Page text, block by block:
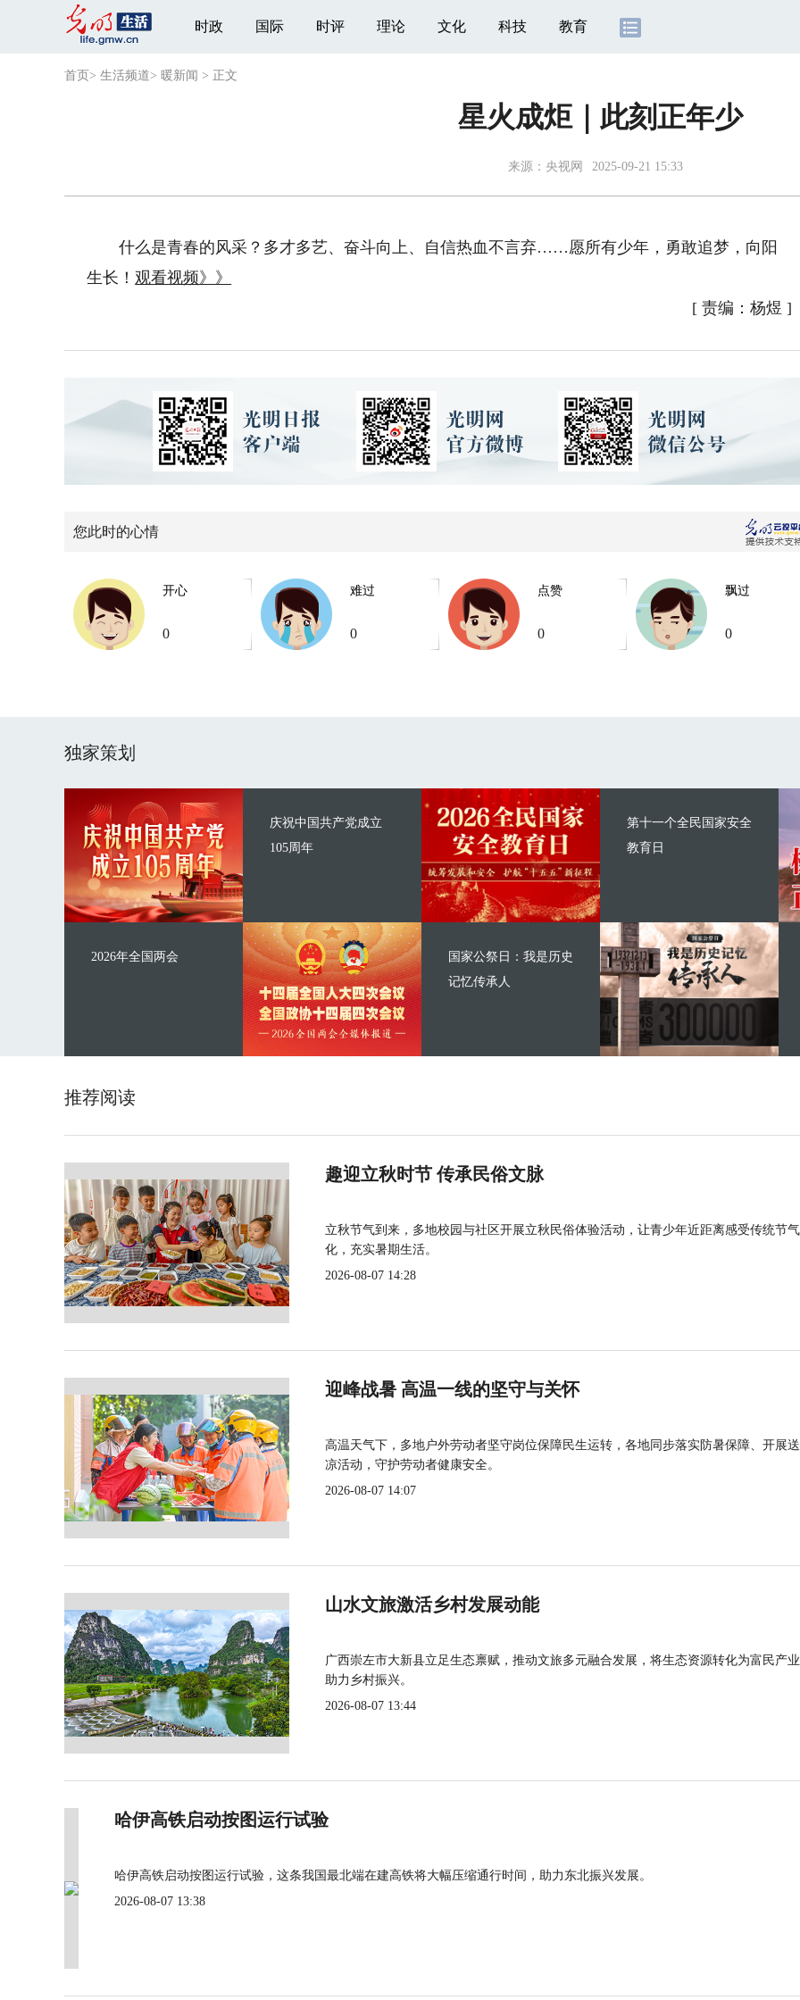
时政 国际 时评 理论 文化 科技 教育
首页 > 生活频道> 暖新闻 > 正文
星火成炬｜此刻正年少
来源： 央视网 2025-09-21 15:33
什么是青春的风采？多才多艺、奋斗向上、自信热血不言弃……愿所有少年，勇敢追梦，向阳
生长！观看视频》》
[ 责编：杨煜 ]
您此时的心情
开心
0
难过
0
点赞
0
飘过
0
独家策划
庆祝中国共产党成立
105周年
2026年全国两会
第十一个全民国家安全
教育日
国家公祭日：我是历史
记忆传承人
推荐阅读
趣迎立秋时节 传承民俗文脉
立秋节气到来，多地校园与社区开展立秋民俗体验活动，让青少年近距离感受传统节
化，充实暑期生活。
2026-08-07 14:28
迎峰战暑 高温一线的坚守与关怀
高温天气下，多地户外劳动者坚守岗位保障民生运转，各地同步落实防暑保障、开展
凉活动，守护劳动者健康安全。
2026-08-07 14:07
山水文旅激活乡村发展动能
广西崇左市大新县立足生态禀赋，推动文旅多元融合发展，将生态资源转化为富民产
助力乡村振兴。
2026-08-07 13:44
哈伊高铁启动按图运行试验
哈伊高铁启动按图运行试验，这条我国最北端在建高铁将大幅压缩通行时间，助力东北振兴发展。
2026-08-07 13:38